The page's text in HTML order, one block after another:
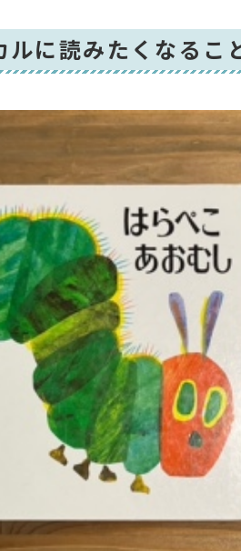
に読みたくなるこ